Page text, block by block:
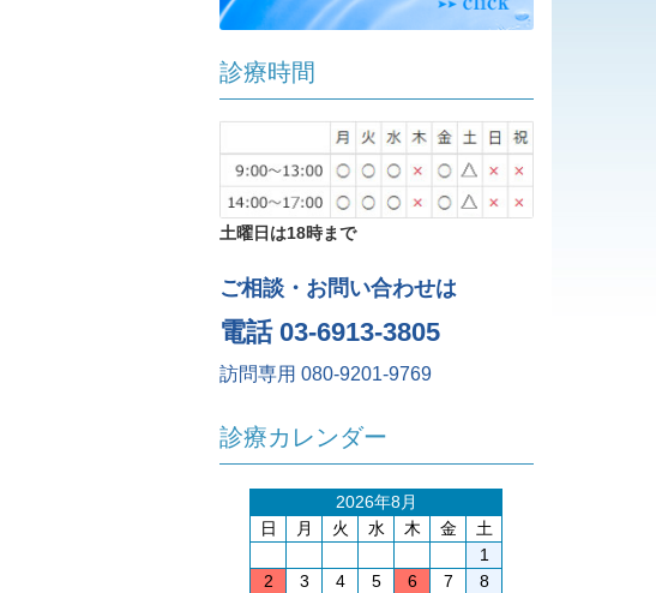
診療時間
土曜日は18時まで
ご相談・お問い合わせは
電話 03-6913-3805
訪問専用 080-9201-9769
診療カレンダー
2026年8月
日
月 火 水 木 金
土
1
2
3 4 5 6 7
8